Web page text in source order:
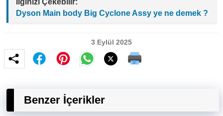
İlginizi Çekebilir:
Dyson Main body Big Cyclone Assy ye ne demek ?
3 Eylül 2025
Benzer İçerikler